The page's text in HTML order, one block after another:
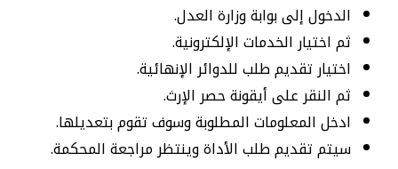
الدخول إلى بوابة وزارة العدل.
ثم اختيار الخدمات الإلكترونية.
اختيار تقديم طلب للدوائر الإنهائية.
ثم النقر على أيقونة حصر الإرث.
ادخل المعلومات المطلوبة وسوف تقوم بتعديلها.
سيتم تقديم طلب الأداة وينتظر مراجعة المحكمة.